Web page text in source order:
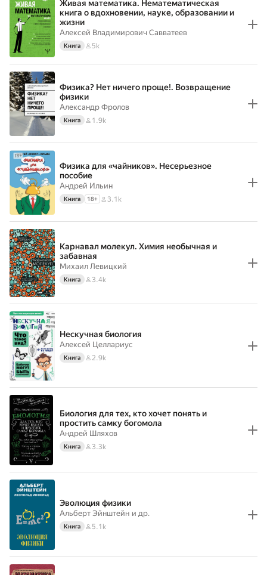
Живая математика. Нематематическая
книга о вдохновении, науке, образовании и
жизни
Алексей Владимирович Савватеев
Книга 5k
Физика? Нет ничего проще!. Возвращение
физики
Александр Фролов
Книга 1.9k
Физика для «чайников». Несерьезное
пособие
Андрей Ильин
Книга 18+ 3.1k
Карнавал молекул. Химия необычная и
забавная
Михаил Левицкий
Книга 3.4k
Нескучная биология
Алексей Целлариус
Книга 2.9k
Биология для тех, кто хочет понять и
простить самку богомола
Андрей Шляхов
Книга 3.3k
Эволюция физики
Альберт Эйнштейн и др.
Книга 5.1k